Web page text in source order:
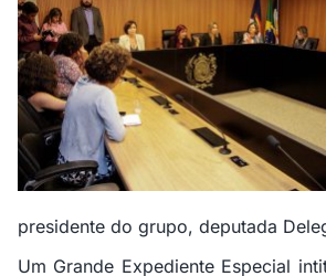
presidente do grupo, deputada
Um Grande Expediente Especial